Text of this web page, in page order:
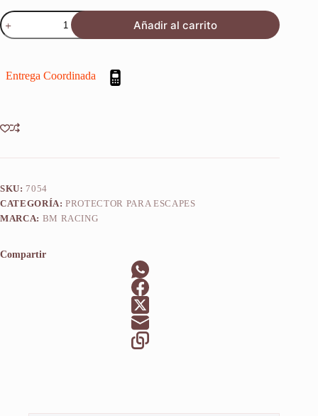
Protector
Defensa
De
Mc
cantidad
Añadir al carrito
Entrega Coordinada
SKU: 7054
CATEGORÍA:PROTECTOR PARA ESCAPES
MARCA: BM RACING
Compartir